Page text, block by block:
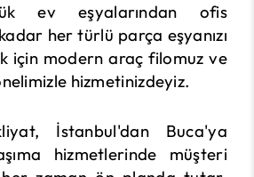
ev eşyalarından ofis
her türlü parça eşyanızı
için modern araç filomuz ve
hizmetinizdeyiz.
İstanbul'dan Buca'ya
hizmetlerinde müşteri